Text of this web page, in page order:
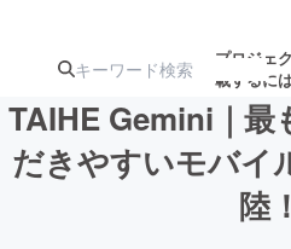
プロジェ
載するに
注目の新着プロ
TAIHE Gemini｜最
だきやすいモバイ
陸！